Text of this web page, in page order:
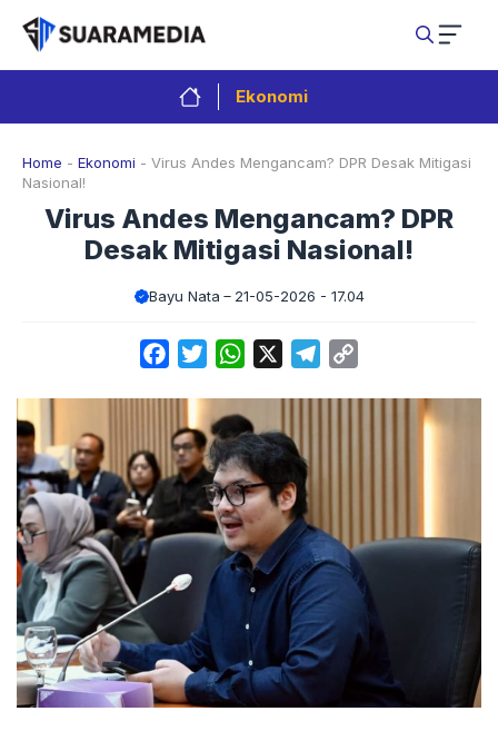
Langsung
isi
Ekonomi
Home - Ekonomi - Virus Andes Mengancam? DPR Desak Mitigasi
Nasional!
Virus Andes Mengancam? DPR
Desak Mitigasi Nasional!
Bayu Nata 21-05-2026 - 17.04
FacebookTwitterWhatsApp Telegram